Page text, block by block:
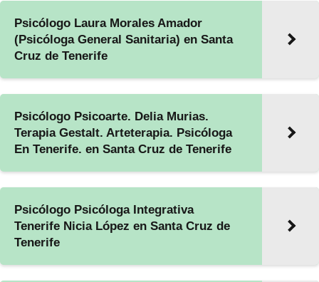
Psicólogo Laura Morales Amador
(Psicóloga General Sanitaria) en Santa
Cruz de Tenerife
Psicólogo Psicoarte. Delia Murias.
Terapia Gestalt. Arteterapia. Psicóloga
En Tenerife. en Santa Cruz de Tenerife
Psicólogo Psicóloga Integrativa
Tenerife Nicia López en Santa Cruz de
Tenerife